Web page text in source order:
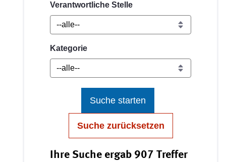
Verantwortliche Stelle
Kategorie
Suche starten
Suche zurücksetzen
Ihre Suche ergab 907 Treffer